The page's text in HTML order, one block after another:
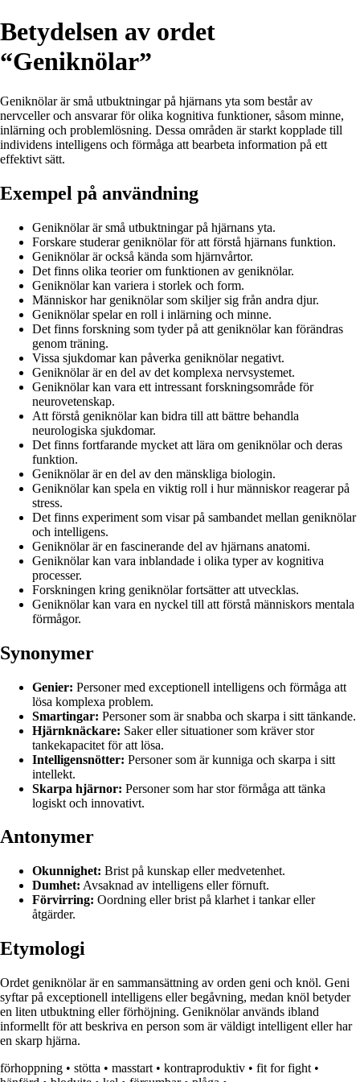
Betydelsen av ordet
“Geniknölar”
Geniknölar är små utbuktningar på hjärnans yta som består av
nervceller och ansvarar för olika kognitiva funktioner, såsom minne,
inlärning och problemlösning. Dessa områden är starkt kopplade till
individens intelligens och förmåga att bearbeta information på ett
effektivt sätt.
Exempel på användning
Geniknölar är små utbuktningar på hjärnans yta.
Forskare studerar geniknölar för att förstå hjärnans funktion.
Geniknölar är också kända som hjärnvårtor.
Det finns olika teorier om funktionen av geniknölar.
Geniknölar kan variera i storlek och form.
Människor har geniknölar som skiljer sig från andra djur.
Geniknölar spelar en roll i inlärning och minne.
Det finns forskning som tyder på att geniknölar kan förändras
genom träning.
Vissa sjukdomar kan påverka geniknölar negativt.
Geniknölar är en del av det komplexa nervsystemet.
Geniknölar kan vara ett intressant forskningsområde för
neurovetenskap.
Att förstå geniknölar kan bidra till att bättre behandla
neurologiska sjukdomar.
Det finns fortfarande mycket att lära om geniknölar och deras
funktion.
Geniknölar är en del av den mänskliga biologin.
Geniknölar kan spela en viktig roll i hur människor reagerar på
stress.
Det finns experiment som visar på sambandet mellan geniknölar
och intelligens.
Geniknölar är en fascinerande del av hjärnans anatomi.
Geniknölar kan vara inblandade i olika typer av kognitiva
processer.
Forskningen kring geniknölar fortsätter att utvecklas.
Geniknölar kan vara en nyckel till att förstå människors mentala
förmågor.
Synonymer
Genier: Personer med exceptionell intelligens och förmåga att
lösa komplexa problem.
Smartingar: Personer som är snabba och skarpa i sitt tänkande.
Hjärnknäckare: Saker eller situationer som kräver stor
tankekapacitet för att lösa.
Intelligensnötter: Personer som är kunniga och skarpa i sitt
intellekt.
Skarpa hjärnor: Personer som har stor förmåga att tänka
logiskt och innovativt.
Antonymer
Okunnighet: Brist på kunskap eller medvetenhet.
Dumhet: Avsaknad av intelligens eller förnuft.
Förvirring: Oordning eller brist på klarhet i tankar eller
åtgärder.
Etymologi
Ordet geniknölar är en sammansättning av orden geni och knöl. Geni
syftar på exceptionell intelligens eller begåvning, medan knöl betyder
en liten utbuktning eller förhöjning. Geniknölar används ibland
informellt för att beskriva en person som är väldigt intelligent eller har
en skarp hjärna.
förhoppning • stötta • masstart • kontraproduktiv • fit for fight •